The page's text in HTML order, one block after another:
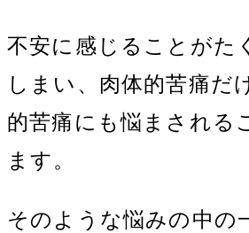
不安に感じることがた
しまい、肉体的苦痛だ
的苦痛にも悩まされる
ます。
そのような悩みの中の